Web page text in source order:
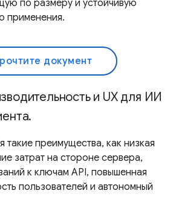
по размеру и устойчивую
применения.
документ
и UX для ИИ
такие преимущества, как низкая
затрат на стороне сервера,
к ключам API, повышенная
пользователей и автономный